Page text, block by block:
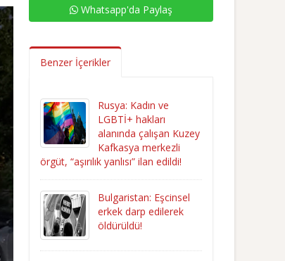
Whatsapp'da Paylaş
Benzer İçerikler
Rusya: Kadın ve
LGBTİ+ hakları
alanında çalışan Kuzey
Kafkasya merkezli
örgüt, “aşırılık yanlısı” ilan edildi!
Bulgaristan: Eşcinsel
erkek darp edilerek
öldürüldü!